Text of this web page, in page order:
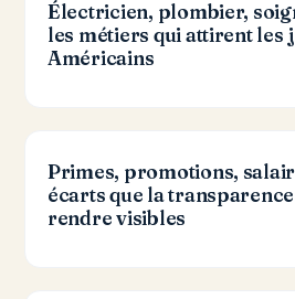
Électricien, plombier,
les métiers qui attirent les
Américains
Primes, promotions,
écarts que la
rendre visibles